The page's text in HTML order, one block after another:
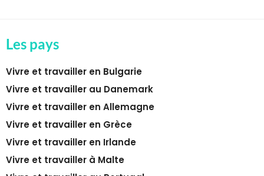
Les pays
Vivre et travailler en Bulgarie
Vivre et travailler au Danemark
Vivre et travailler en Allemagne
Vivre et travailler en Grèce
Vivre et travailler en Irlande
Vivre et travailler à Malte